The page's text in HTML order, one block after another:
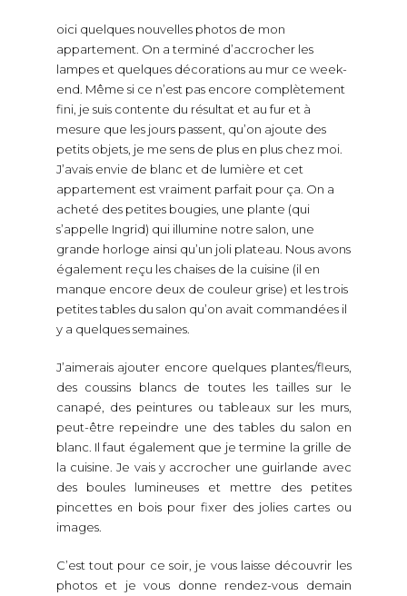
oici quelques nouvelles photos de mon
appartement. On a terminé d’accrocher les
lampes et quelques décorations au mur ce week-
end. Même si ce n’est pas encore complètement
fini, je suis contente du résultat et au fur et à
mesure que les jours passent, qu’on ajoute des
petits objets, je me sens de plus en plus chez moi.
J’avais envie de blanc et de lumière et cet
appartement est vraiment parfait pour ça. On a
acheté des petites bougies, une plante (qui
s’appelle Ingrid) qui illumine notre salon, une
grande horloge ainsi qu’un joli plateau. Nous avons
également reçu les chaises de la cuisine (il en
manque encore deux de couleur grise) et les trois
petites tables du salon qu’on avait commandées il
y a quelques semaines.
J’aimerais ajouter encore quelques plantes/fleurs,
des coussins blancs de toutes les tailles sur le
canapé, des peintures ou tableaux sur les murs,
peut-être repeindre une des tables du salon en
blanc. Il faut également que je termine la grille de
la cuisine. Je vais y accrocher une guirlande avec
des boules lumineuses et mettre des petites
pincettes en bois pour fixer des jolies cartes ou
images.
C’est tout pour ce soir, je vous laisse découvrir les
photos et je vous donne rendez-vous demain